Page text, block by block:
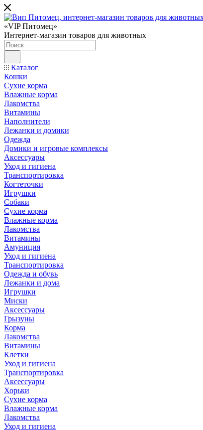
«VIP Питомец»
Интернет-магазин товаров для животных
Каталог
Кошки
Сухие корма
Влажные корма
Лакомства
Витамины
Наполнители
Лежанки и домики
Одежда
Домики и игровые комплексы
Аксессуары
Уход и гигиена
Транспортировка
Когтеточки
Игрушки
Собаки
Сухие корма
Влажные корма
Лакомства
Витамины
Амуниция
Уход и гигиена
Транспортировка
Одежда и обувь
Лежанки и дома
Игрушки
Миски
Аксессуары
Грызуны
Корма
Лакомства
Витамины
Клетки
Уход и гигиена
Транспортировка
Аксессуары
Хорьки
Сухие корма
Влажные корма
Лакомства
Уход и гигиена